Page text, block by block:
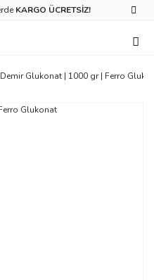
KARGO ÜCRETSİZ!
Glukonat | 1000 gr | Ferro